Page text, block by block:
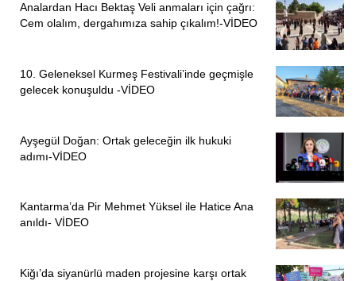
Analardan Hacı Bektaş Veli anmaları için çağrı:
Cem olalım, dergahımıza sahip çıkalım!-VİDEO
10. Geleneksel Kurmeş Festivali’inde geçmişle
gelecek konuşuldu -VİDEO
Ayşegül Doğan: Ortak geleceğin ilk hukuki
adımı-VİDEO
Kantarma’da Pir Mehmet Yüksel ile Hatice Ana
anıldı- VİDEO
Kiğı’da siyanürlü maden projesine karşı ortak